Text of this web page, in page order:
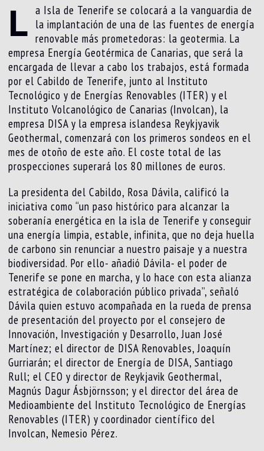
L a Isla de Tenerife se colocará a la vanguardia de
la implantación de una de las fuentes de energía
renovable más prometedoras: la geotermia. La
empresa Energía Geotérmica de Canarias, que será la
encargada de llevar a cabo los trabajos, está formada
por el Cabildo de Tenerife, junto al Instituto
Tecnológico y de Energías Renovables (ITER) y el
Instituto Volcanológico de Canarias (Involcan), la
empresa DISA y la empresa islandesa Reykjyavik
Geothermal, comenzará con los primeros sondeos en el
mes de otoño de este año. El coste total de las
prospecciones superará los 80 millones de euros.
La presidenta del Cabildo, Rosa Dávila, calificó la
iniciativa como “un paso histórico para alcanzar la
soberanía energética en la isla de Tenerife y conseguir
una energía limpia, estable, infinita, que no deja huella
de carbono sin renunciar a nuestro paisaje y a nuestra
biodiversidad. Por ello- añadió Dávila- el poder de
Tenerife se pone en marcha, y lo hace con esta alianza
estratégica de colaboración público privada”, señaló
Dávila quien estuvo acompañada en la rueda de prensa
de presentación del proyecto por el consejero de
Innovación, Investigación y Desarrollo, Juan José
Martínez; el director de DISA Renovables, Joaquín
Gurriarán; el director de Energía de DISA, Santiago
Rull; el CEO y director de Reykjavik Geothermal,
Magnús Dagur Ásbjörnsson; y el director del área de
Medioambiente del Instituto Tecnológico de Energías
Renovables (ITER) y coordinador científico del
Involcan, Nemesio Pérez.